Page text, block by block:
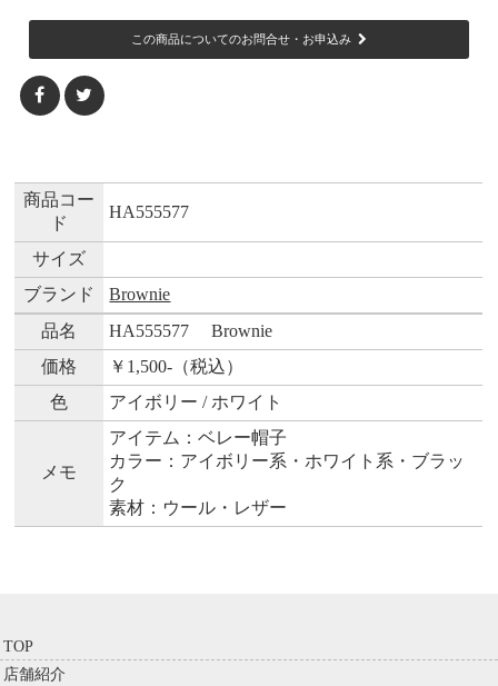
この商品についてのお問合せ・お申込み
商品コー
ド
HA555577
サイズ
ブランド
Brownie
品名
HA555577 Brownie
価格
￥1,500- （税込）
色
アイボリー / ホワイト
メモ
アイテム：ベレー帽子
カラー：アイボリー系・ホワイト系・ブラッ
ク
素材：ウール・レザー
TOP
店舗紹介